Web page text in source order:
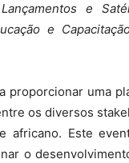
Lançamentos e
e
proporcionar uma
os diversos
africano. Este
o